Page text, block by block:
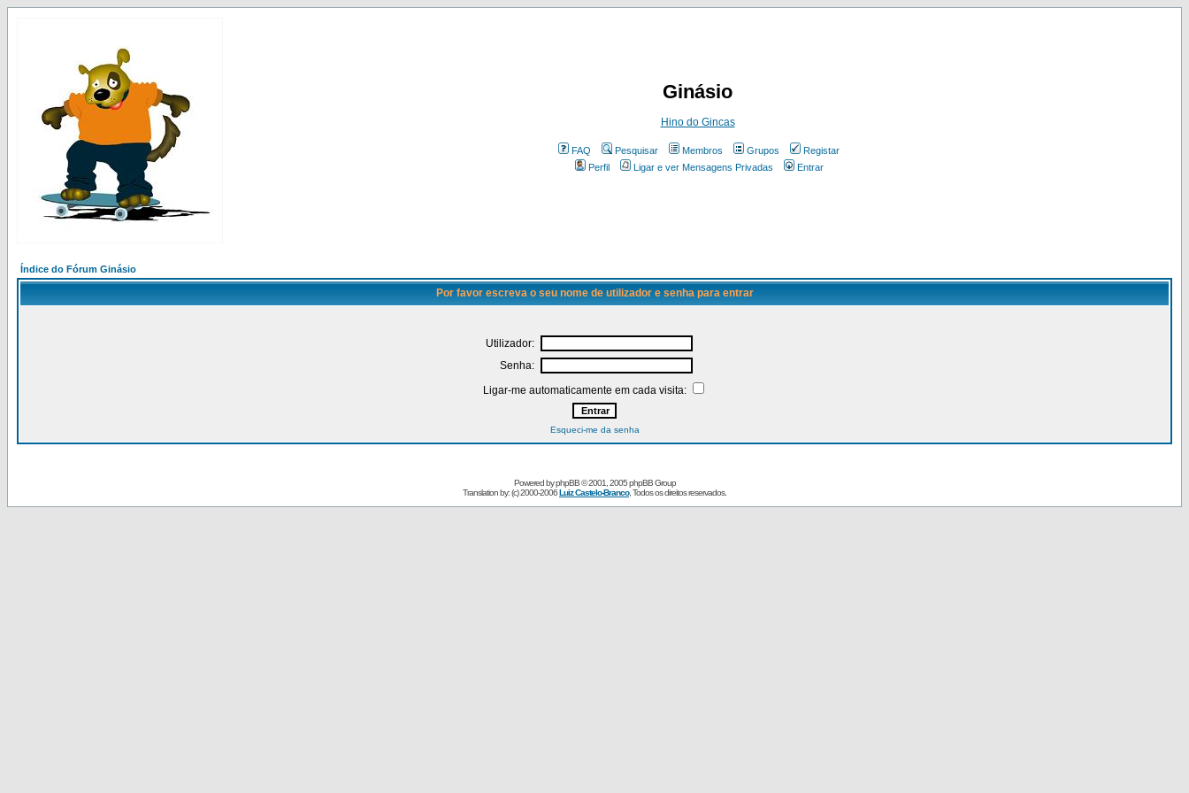
Ginásio
Hino do Gincas
FAQ Pesquisar Membros Grupos
Registar
Perfil
Ligar e ver Mensagens Privadas Entrar
Índice do Fórum Ginásio
Por favor escreva o seu nome de utilizador e senha para entrar
Utilizador:
Senha:
Ligar-me automaticamente em cada visita:
Esqueci-me da senha
Powered byphpBB© 2001, 2005 phpBB Group
Translation by: (c) 2000-2006Luiz Castelo-Branco, Todos os direitos reservados.